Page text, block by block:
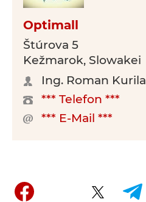
Optimall
Štúrova 5
Kežmarok, Slowakei
Ing. Roman Kurila
*** Telefon ***
*** E-Mail ***